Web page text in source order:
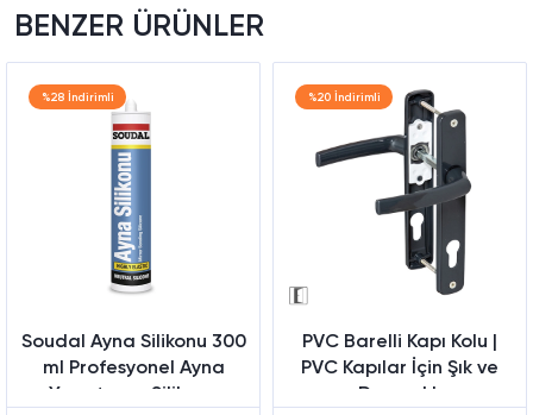
BENZER ÜRÜNLER
%28 İndirimli
Soudal Ayna Silikonu 300
ml Profesyonel Ayna
Yapıştırma Silikonu
%20 İndirimli
PVC Barelli Kapı Kolu |
PVC Kapılar İçin Şık ve
Dayanıklı